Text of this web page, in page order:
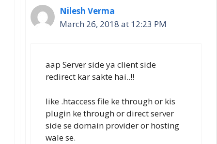
Nilesh Verma
March 26, 2018 at 12:23 PM
aap Server side ya client side
redirect kar sakte hai..!!
like .htaccess file ke through or kis
plugin ke through or direct server
side se domain provider or hosting
wale se.